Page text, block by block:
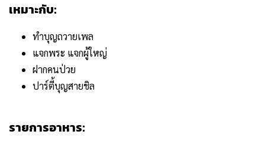
เหมาะกับ:
ทำบุญถวายเพล
แจกพระ แจกผู้ใหญ่
ฝากคนป่วย
ปาร์ตี้บุญสายชิล
รายการอาหาร: